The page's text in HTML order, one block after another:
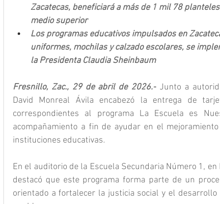
Zacatecas, beneficiará a más de 1 mil 78
medio superior
Los programas educativos impulsados en
uniformes, mochilas y calzado escolares, se
la Presidenta Claudia Sheinbaum
Fresnillo, Zac., 29 de abril de 2026.- Junto a
David Monreal Ávila encabezó la entrega de
correspondientes al programa La Escuela es
acompañamiento a fin de ayudar en el
instituciones educativas.
En el auditorio de la Escuela Secundaria Número 1,
destacó que este programa forma parte de un
orientado a fortalecer la justicia social y el